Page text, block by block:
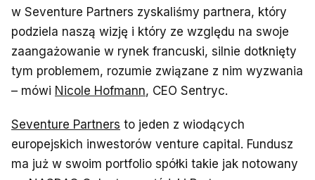
w Seventure Partners zyskaliśmy partnera, który
podziela naszą wizję i który ze względu na swoje
zaangażowanie w rynek francuski, silnie dotknięty
tym problemem, rozumie związane z nim wyzwania
– mówi Nicole Hofmann, CEO Sentryc.
Seventure Partners to jeden z wiodących
europejskich inwestorów venture capital. Fundusz
ma już w swoim portfolio spółki takie jak notowany